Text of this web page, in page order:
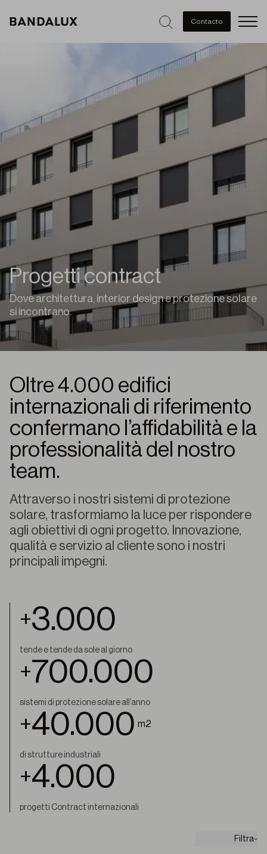
Contacto
Progetti contract
Dove architettura, interior design e protezione solare
si incontrano.
Oltre 4.000 edifici
internazionali di riferimento
confermano l’affidabilità e la
professionalità del nostro
team.
Attraverso i nostri sistemi di protezione
solare, trasformiamo la luce per rispondere
agli obiettivi di ogni progetto. Innovazione,
qualità e servizio al cliente sono i nostri
principali impegni.
+3.000
tende e tende da sole al giorno
+700.000
sistemi di protezione solare all’anno
+40.000 m2
di strutture industriali
+4.000
progetti Contract internazionali
Filtra